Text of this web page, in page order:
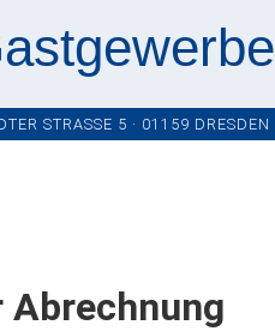
STRASSE 5 · 01159 DRESDEN
Abrechnung